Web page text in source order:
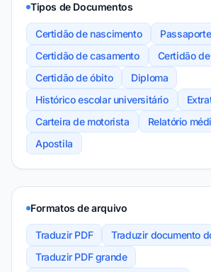
Tipos de Documentos
Certidão de nascimento
Passaporte
Certidão de casamento
Certidão
Certidão de óbito
Diploma
Histórico escolar universitário
Carteira de motorista
Relatório
Apostila
Formatos de arquivo
Traduzir PDF
Traduzir documento
Traduzir PDF grande